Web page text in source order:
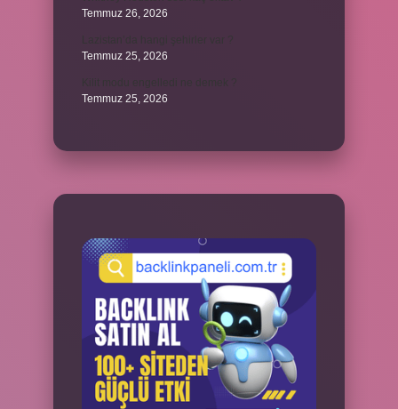
Temmuz 26, 2026
Temmuz 25, 2026
Temmuz 25, 2026